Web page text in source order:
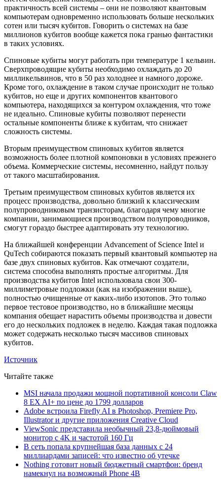
практичность всей системы – они не позволяют квантовым
компьютерам одновременно использовать больше нескольких
сотен или тысяч кубитов. Говорить о системах на базе
миллионов кубитов вообще кажется пока гранью фантастики
в таких условиях.
Спиновые кубиты могут работать при температуре 1 кельвин.
Сверхпроводящие кубиты необходимо охлаждать до 20
милликельвинов, что в 50 раз холоднее и намного дороже.
Кроме того, охлаждение в таком случае происходит не только
кубитов, но еще и других компонентов квантового
компьютера, находящихся за контуром охлаждения, что тоже
не идеально. Спиновые кубиты позволяют перенести
остальные компоненты ближе к кубитам, что снижает
сложность системы.
Вторым преимуществом спиновых кубитов является
возможность более плотной компоновки в условиях прежнего
объема. Коммерческие системы, несомненно, найдут пользу
от такого масштабирования.
Третьим преимуществом спиновых кубитов является их
процесс производства, довольно близкий к классическим
полупроводниковым транзисторам, благодаря чему многие
компании, занимающиеся производством полупроводников,
смогут гораздо быстрее адаптировать эту технологию.
На ближайшей конференции Advancement of Science Intel и
QuTech собираются показать первый квантовый компьютер на
базе двух спиновых кубитов. Как отмечают создатели,
система способна выполнять простые алгоритмы. Для
производства кубитов Intel использовала свои 300-
миллиметровые подложки (как на изображении выше),
полностью очищенные от каких-либо изотопов. Это только
первое тестовое производство, но в ближайшие месяцы
компания обещает нарастить объемы производства и довести
его до нескольких подложек в неделю. Каждая такая подложка
может содержать несколько тысяч массивов спиновых
кубитов.
Источник
Читайте также
MSI начала продажи мощной портативной консоли Claw
8 EX AI+ по цене до 1799 долларов
Adobe встроила Firefly AI в Photoshop, Premiere Pro,
Illustrator и другие приложения Creative Cloud
ViewSonic представила необычный 23,8-дюймовый
монитор с 4K и частотой 160 Гц
В сеть попала крупнейшая база данных с 24
миллиардами записей: что известно об утечке
Nothing готовит новый бюджетный смартфон: бренд
намекнул на возможный Phone 4B